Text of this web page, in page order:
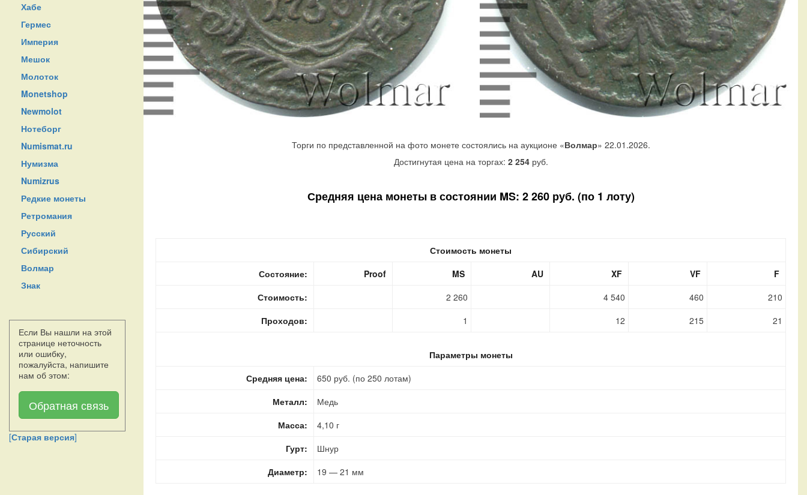
Хабе
Гермес
Империя
Мешок
Молоток
Monetshop
Newmolot
Нотеборг
Numismat.ru
Нумизма
Numizrus
Редкие монеты
Ретромания
Русский
Сибирский
Волмар
Знак
Если Вы нашли на этой
странице неточность
или ошибку,
пожалуйста, напишите
нам об этом:
Обратная связь
[Старая версия]
Торги по представленной на фото монете состоялись на аукционе «Волмар» 22.01.2026.
Достигнутая цена на торгах: 2 254руб.
Средняя цена монеты в состоянии MS: 2 260 руб. (по 1 лоту)
Стоимость монеты
Состояние:
Proof MS AU XF VF
F
Стоимость:
2 260 4 540 460
210
Проходов:
1 12 215 21
Параметры монеты
Средняя цена:
650 руб. (по 250 лотам)
Металл:
Медь
Масса:
4,10 г
Гурт:
Шнур
Диаметр:
19 — 21 мм